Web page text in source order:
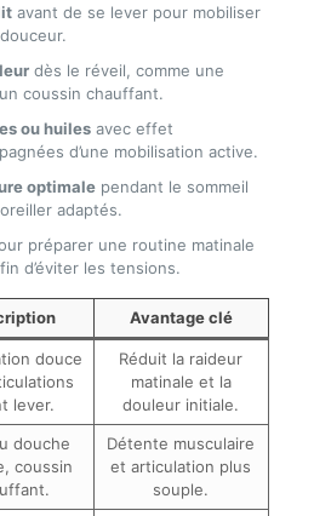
avant de se lever pour mobiliser
dès le réveil, comme une
coussin chauffant.
ou huilesavec effet
d’une mobilisation active.
optimalependant le sommeil
adaptés.
préparer une routine matinale
d’éviter les tensions.
Avantage clé
douce
lever.
Réduit la raideur
matinale et la
douleur initiale.
douche
coussin
Détente musculaire
et articulation plus
souple.